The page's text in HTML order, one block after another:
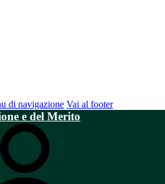
di navigazione Vai al footer
e del Merito